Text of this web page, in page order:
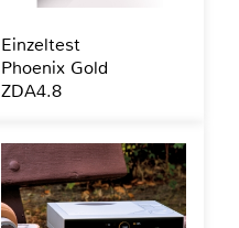
Einzeltest
Phoenix Gold
ZDA4.8